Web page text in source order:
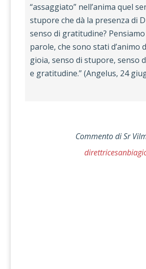
“assaggiato” nell’anima quel
stupore che dà la presenza di
senso di gratitudine?
parole, che sono stati d’animo
gioia, senso di stupore, senso
e gratitudine.” (Angelus, 24
Commentodi Sr